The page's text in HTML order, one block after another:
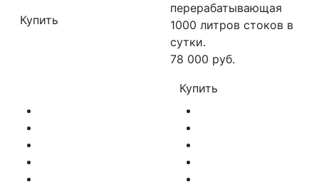
Купить
перерабатывающая
1000 литров стоков в
сутки.
78 000 руб.
Купить